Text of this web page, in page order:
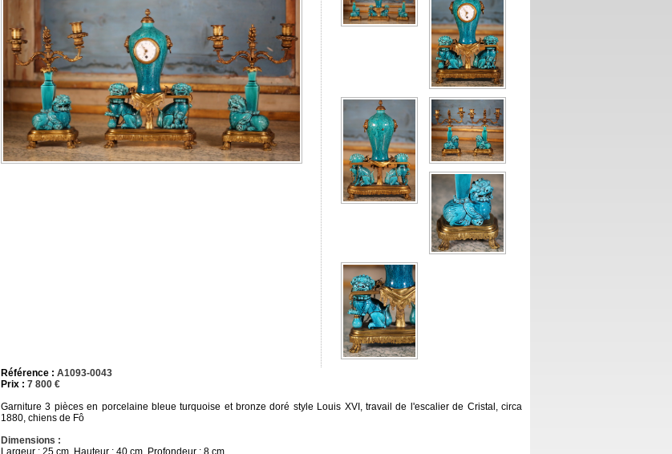
Clément SERVEAU
1886-1972
Clément SERVEAU 1886-
1972 "Portrait de Boxer"
Hui...
2 500 €
Paire de bougeoirs fin
XVIIIème
Paire de bougeoirs putti
tenant une torchère en
1 700 €
Référence : A1093-0043
Prix : 7 800 €
Garniture 3 pièces en porcelaine bleue turquoise et bronze doré style Louis XVI, travail de l'escalier de Cristal, circa
1880, chiens de Fô
Dimensions :